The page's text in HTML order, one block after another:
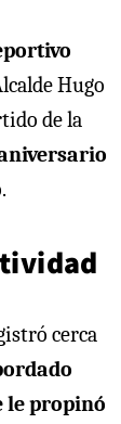
Hugo
de la
cerca
le propinó